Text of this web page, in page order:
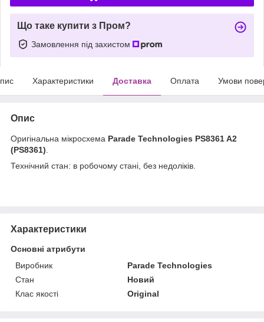
Що таке купити з Пром?
Замовлення під захистом
Характеристики Доставка Оплата Умови
Опис
Оригінальна мікросхема Parade Technologies PS8361 A2
(PS8361)
Технічний стан: в робочому стані, без недоліків.
Характеристики
Основні атрибути
Виробник
Parade Technologies
Стан
Новий
Клас якості
Original